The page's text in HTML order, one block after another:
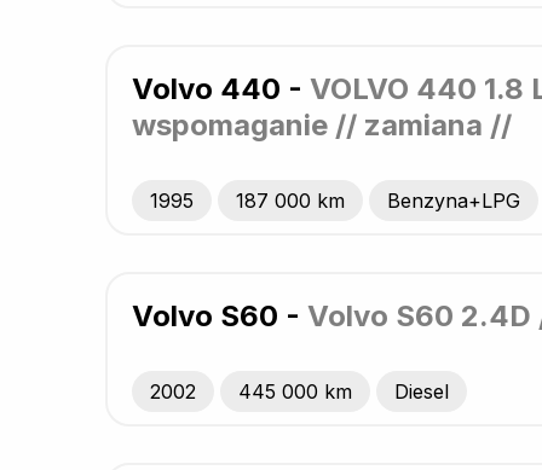
Volvo 440 - VOLVO 440 1.8
wspomaganie // zamiana //
1995 187 000 km Benzyna+LPG
Volvo S60 - Volvo S60
2002 445 000 km Diesel